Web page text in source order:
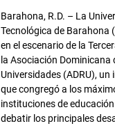
Barahona, R.D. – La
Tecnológica de Barahona
en el escenario de la
la Asociación Dominicana
Universidades (ADRU),
que congregó a los
instituciones de
debatir los principales